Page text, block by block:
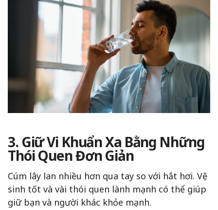
3. Giữ Vi Khuẩn Xa Bằng Những
Thói Quen Đơn Giản
Cúm lây lan nhiều hơn qua tay so với hắt hơi. Vệ
sinh tốt và vài thói quen lành mạnh có thể giúp
giữ bạn và người khác khỏe mạnh.